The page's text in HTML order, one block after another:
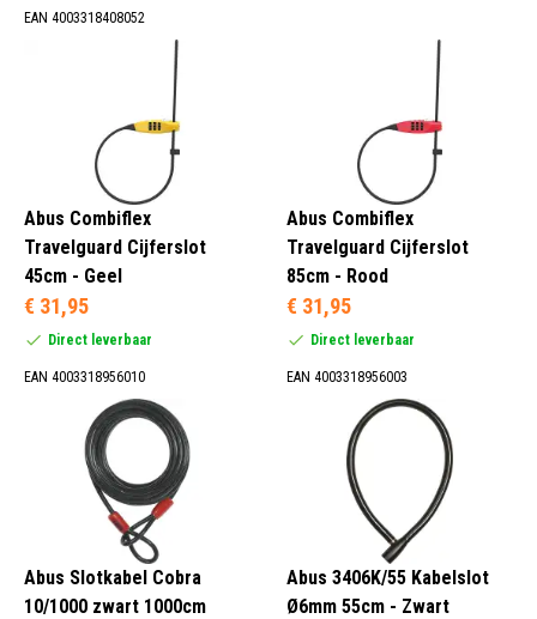
EAN 4003318408052
Abus Combiflex
Travelguard Cijferslot
45cm - Geel
€ 31,95
Direct leverbaar
EAN 4003318956010
Abus Combiflex
Travelguard Cijferslot
85cm - Rood
€ 31,95
Direct leverbaar
EAN 4003318956003
Abus Slotkabel Cobra
10/1000 zwart 1000cm
Abus 3406K/55 Kabelslot
Ø6mm 55cm - Zwart